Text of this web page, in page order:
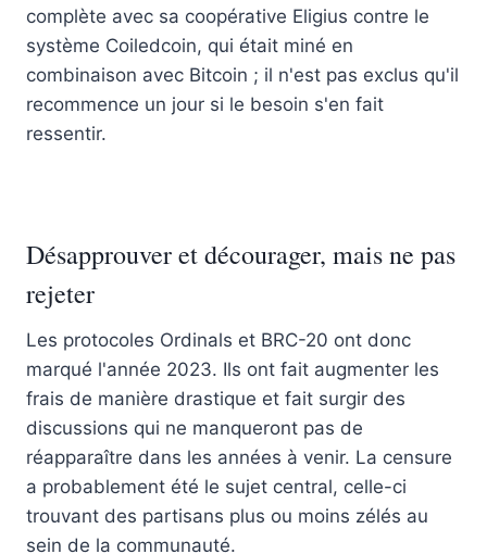
complète avec sa coopérative Eligius contre le
système Coiledcoin, qui était miné en
combinaison avec Bitcoin ; il n'est pas exclus qu'il
recommence un jour si le besoin s'en fait
ressentir.
Désapprouver et décourager, mais ne pas
rejeter
Les protocoles Ordinals et BRC-20 ont donc
marqué l'année 2023. Ils ont fait augmenter les
frais de manière drastique et fait surgir des
discussions qui ne manqueront pas de
réapparaître dans les années à venir. La censure
a probablement été le sujet central, celle-ci
trouvant des partisans plus ou moins zélés au
sein de la communauté.